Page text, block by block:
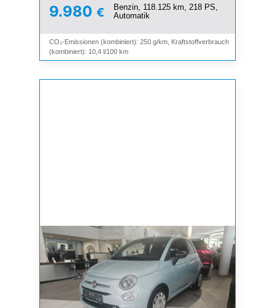
9.980 €
Benzin, 118.125 km, 218 PS,
Automatik
CO₂-Emissionen (kombiniert): 250 g/km, Kraftstoffverbrauch
(kombiniert): 10,4 l/100 km